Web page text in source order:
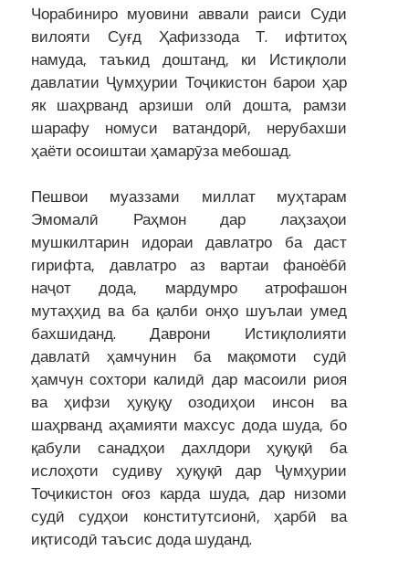
Чорабиниро муовини аввали раиси Суди
вилояти Суғд Ҳафиззода Т. ифтитоҳ
намуда, таъкид доштанд, ки Истиқлоли
давлатии Ҷумҳурии Тоҷикистон барои ҳар
як шаҳрванд арзиши олӣ дошта, рамзи
шарафу номуси ватандорӣ, нерубахши
ҳаёти осоиштаи ҳамарӯза мебошад.
Пешвои муаззами миллат муҳтарам
Эмомалӣ Раҳмон дар лаҳзаҳои
мушкилтарин идораи давлатро ба даст
гирифта, давлатро аз вартаи фаноёбӣ
наҷот дода, мардумро атрофашон
мутаҳҳид ва ба қалби онҳо шуълаи умед
бахшиданд. Даврони Истиқлолияти
давлатӣ ҳамчунин ба мақомоти судӣ
ҳамчун сохтори калидӣ дар масоили риоя
ва ҳифзи ҳуқуқу озодиҳои инсон ва
шаҳрванд аҳамияти махсус дода шуда, бо
қабули санадҳои дахлдори ҳуқуқӣ ба
ислоҳоти судиву ҳуқуқӣ дар Ҷумҳурии
Тоҷикистон оғоз карда шуда, дар низоми
судӣ судҳои конститутсионӣ, ҳарбӣ ва
иқтисодӣ таъсис дода шуданд.